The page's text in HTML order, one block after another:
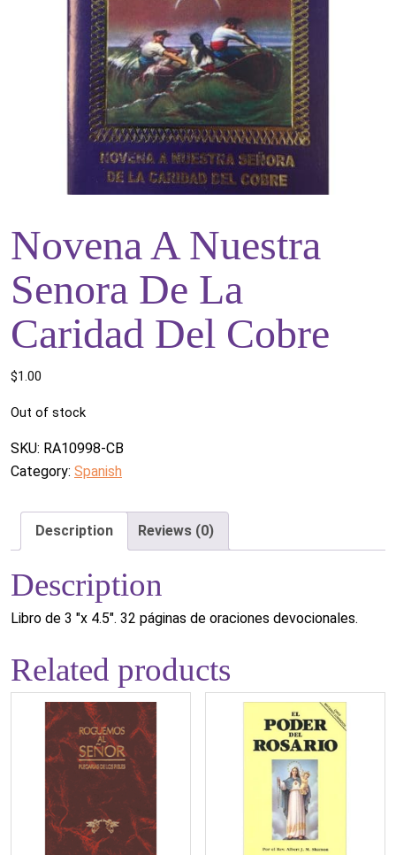
Novena A Nuestra
Senora De La
Caridad Del Cobre
$1.00
Out of stock
SKU: RA10998-CB
Category: Spanish
Description Reviews (0)
Description
Libro de 3 "x 4.5". 32 páginas de oraciones devocionales.
Related products